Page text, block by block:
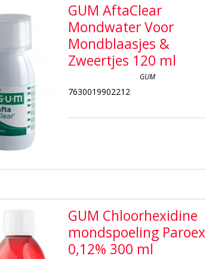
GUM AftaClear
Mondwater Voor
Mondblaasjes &
Zweertjes 120 ml
GUM
7630019902212
GUM Chloorhexidine
mondspoeling Paroex
0,12% 300 ml